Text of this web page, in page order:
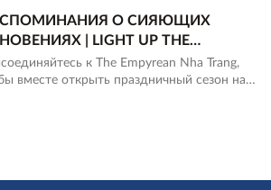
с символами этого значимого
О СИЯЮЩИХ
| LIGHT UP THE
WONDERLAND
к The Empyrean Nha Trang,
вместе открыть праздничный сезон на
значимого праздничного